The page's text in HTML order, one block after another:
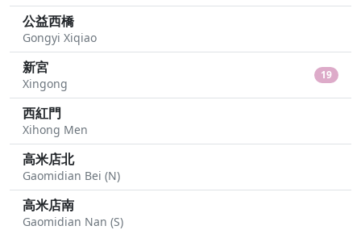
公益西橋
Gongyi Xiqiao
新宮
Xingong
19
西紅門
Xihong Men
高米店北
Gaomidian Bei (N)
高米店南
Gaomidian Nan (S)